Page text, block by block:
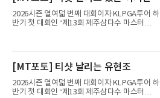
가대표를 거쳐 투어에 입성한 장은수는 데뷔 첫
해 우승은 없었지만 생애 한 번뿐인 신인상을 받
았다.그러나 이후가 길고 험했다. 한동안 우승을
전권을 잃는 등 두 투어를 오가는 일이 반복됐다.
2026시즌 열여덟 번째 대회이자 KLPGA투어 하
반기 첫 대회인 ‘제13회 제주삼다수 마스터
트(파72/6,767야드)에서 열리고 있다.9일 현재
최종라운드 경기가 펼쳐지고 있다.이지현이 1번
홀에서 경기하고 있다.
[MT포토] 티샷 날리는 유현조
2026시즌 열여덟 번째 대회이자 KLPGA투어 하
반기 첫 대회인 ‘제13회 제주삼다수 마스터